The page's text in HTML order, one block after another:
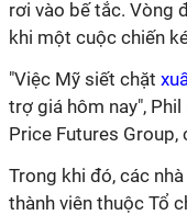
rơi vào bế tắc. Vòng
khi một cuộc chiến
"Việc Mỹ siết chặt
trợ giá hôm nay",
Price Futures Group,
Trong khi đó, các
thành viên thuộc Tổ